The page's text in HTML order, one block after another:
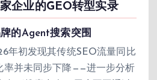
企业的GEO转型实录
的Agent搜索突围
年初发现其传统SEO流量同比
率并未同步下降——进一步分析